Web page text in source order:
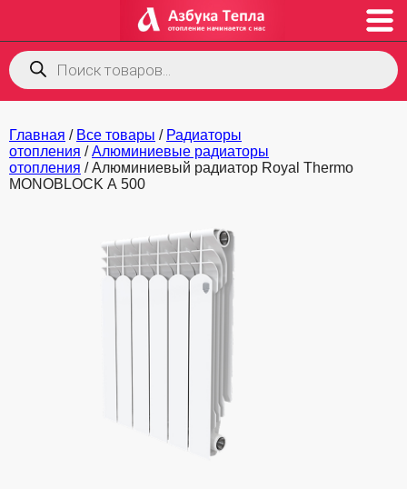
Поиск
товаров
Главная / Все товары / Радиаторы
отопления /Алюминиевые радиаторы
отопления / Алюминиевый радиатор Royal Thermo
MONOBLOCK А 500